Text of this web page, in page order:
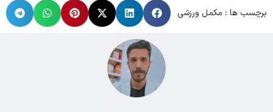
برچسب ها : مکمل ورزشی